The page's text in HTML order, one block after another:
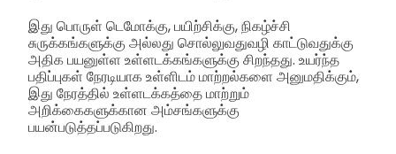
இது பொருள் டெமோக்கு, பயிற்சிக்கு, நிகழ்ச்சி
சுருக்கங்களுக்கு அல்லது சொல்லுவதுவழி காட்டுவதுக்கு
அதிக பயனுள்ள உள்ளடக்கங்களுக்கு சிறந்தது. உயர்ந்த
பதிப்புகள் நேரடியாக உள்ளிடம் மாற்றல்களை அனுமதிக்கும்,
இது நேரத்தில் உள்ளடக்கத்தை மாற்றும்
அறிக்கைகளுக்கான அம்சங்களுக்கு
பயன்படுத்தப்படுகிறது.